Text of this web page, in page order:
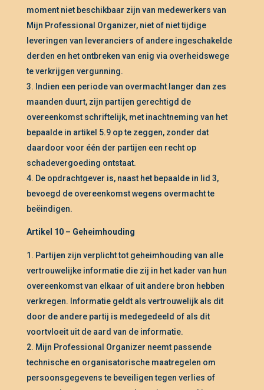
moment niet beschikbaar zijn van medewerkers van
Mijn Professional Organizer, niet of niet tijdige
leveringen van leveranciers of andere ingeschakelde
derden en het ontbreken van enig via overheidswege
te verkrijgen vergunning.
Indien een periode van overmacht langer dan zes
maanden duurt, zijn partijen gerechtigd de
overeenkomst schriftelijk, met inachtneming van het
bepaalde in artikel 5.9 op te zeggen, zonder dat
daardoor voor één der partijen een recht op
schadevergoeding ontstaat.
De opdrachtgever is, naast het bepaalde in lid 3,
bevoegd de overeenkomst wegens overmacht te
beëindigen.
Artikel 10 – Geheimhouding
Partijen zijn verplicht tot geheimhouding van alle
vertrouwelijke informatie die zij in het kader van hun
overeenkomst van elkaar of uit andere bron hebben
verkregen. Informatie geldt als vertrouwelijk als dit
door de andere partij is medegedeeld of als dit
voortvloeit uit de aard van de informatie.
Mijn Professional Organizer neemt passende
technische en organisatorische maatregelen om
persoonsgegevens te beveiligen tegen verlies of